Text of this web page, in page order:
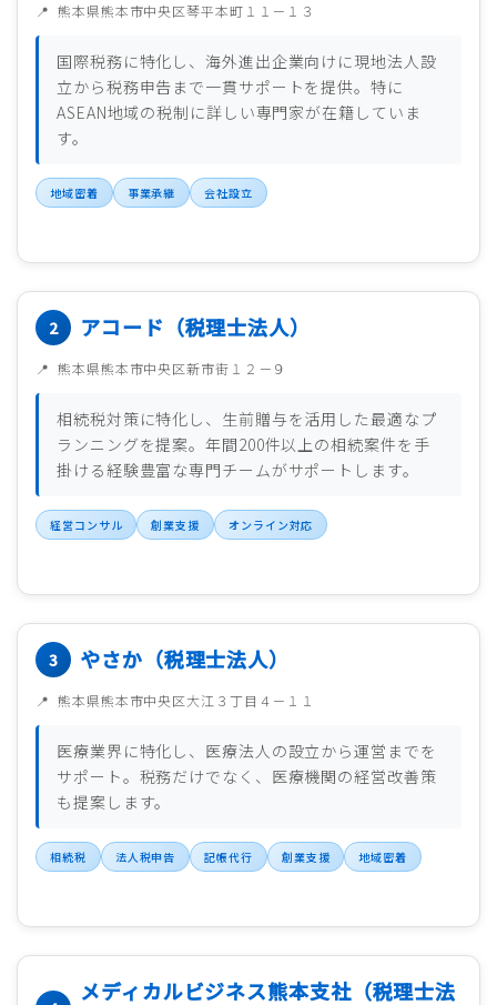
熊本県熊本市中央区琴平本町１１－１３
国際税務に特化し、海外進出企業向けに現地法人設
立から税務申告まで一貫サポートを提供。特に
ASEAN地域の税制に詳しい専門家が在籍していま
す。
地域密着 事業承継 会社設立
アコード（税理士法人）
熊本県熊本市中央区新市街１２－９
相続税対策に特化し、生前贈与を活用した最適なプ
ランニングを提案。年間200件以上の相続案件を手
掛ける経験豊富な専門チームがサポートします。
経営コンサル 創業支援 オンライン対応
やさか（税理士法人）
熊本県熊本市中央区大江３丁目４－１１
医療業界に特化し、医療法人の設立から運営までを
サポート。税務だけでなく、医療機関の経営改善策
も提案します。
相続税 法人税申告 記帳代行 創業支援 地域密着
メディカルビジネス熊本支社（税理士法